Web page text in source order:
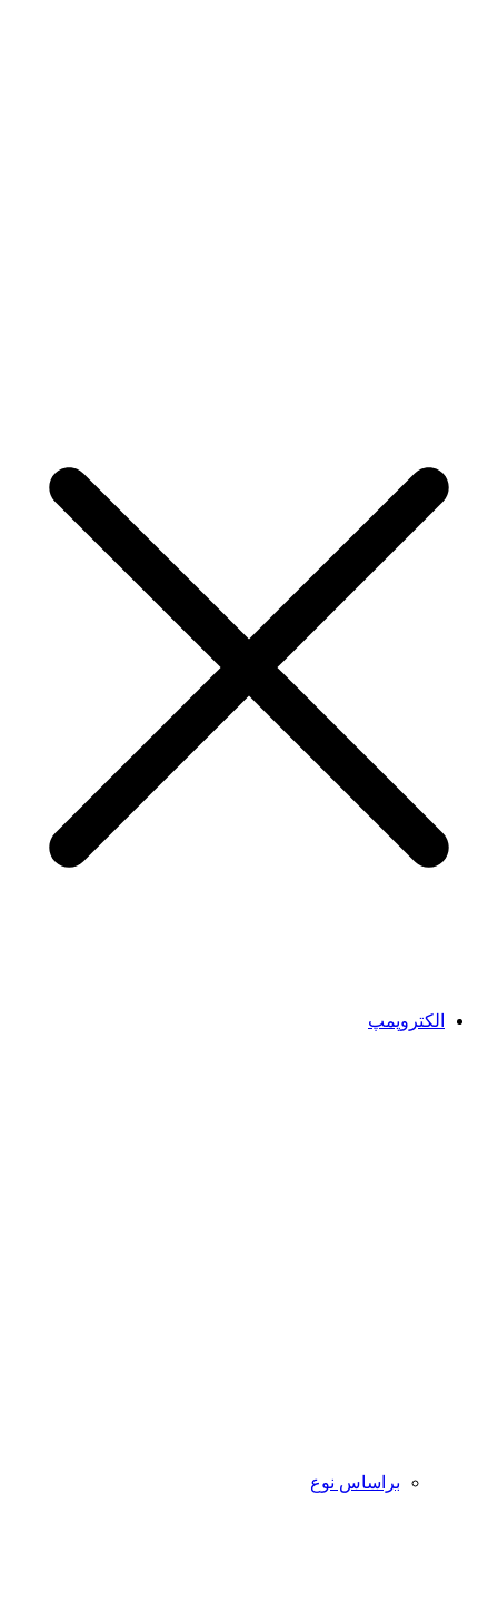
الکتروپمپ
براساس نوع